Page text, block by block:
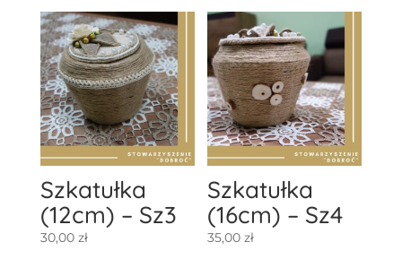
Szkatułka
(12cm) – Sz3
30,00 zł
Szkatułka
(16cm) – Sz4
35,00zł